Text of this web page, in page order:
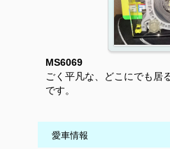
MS6069
ごく平凡な、どこにでも居
です。
愛車情報